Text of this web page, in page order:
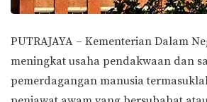
PUTRAJAYA – Kementerian Dalam
meningkat usaha pendakwaan dan
pemerdagangan manusia